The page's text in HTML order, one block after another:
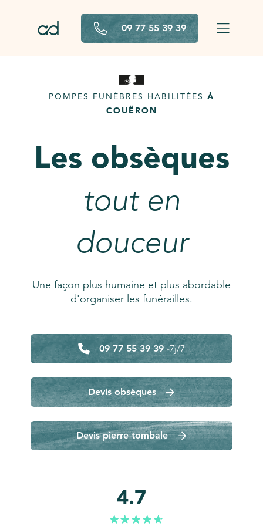
09 77 55 39 39
POMPES FUNÈBRES HABILITÉES À
COUËRON
Les obsèques
tout en
douceur
Une façon plus humaine et plus abordable
d'organiser les funérailles.
09 77 55 39 39 -7j/7
Devis obsèques
Devis pierre tombale
4.7